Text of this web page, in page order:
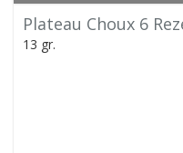
Plateau Choux 6
13 gr.